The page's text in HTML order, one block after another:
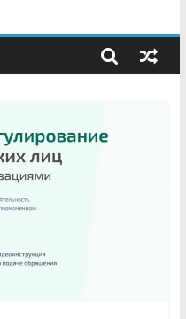
в сети Интернет
«Сохраним
крапчатые